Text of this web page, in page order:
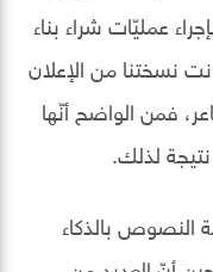
عمليّات شراء بناء
نسختنا من الإعلان
فمن الواضح أنّها
لذلك.
النصوص بالذكاء